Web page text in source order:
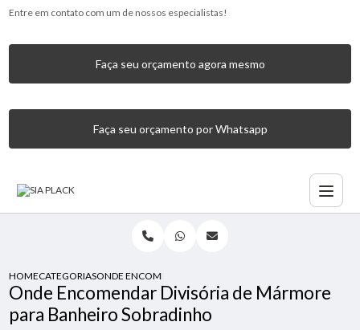
Entre em contato com um de nossos especialistas!
Faça seu orçamento agora mesmo
Faça seu orçamento por Whatsapp
HOMECATEGORIASONDE ENCOMENDAR DIVISÓRIA DE MÁRMORE PARA
Onde Encomendar Divisória de Mármore
para Banheiro Sobradinho